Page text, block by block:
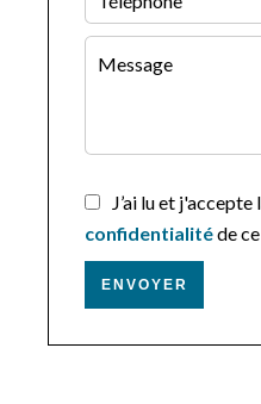
J’ai lu et j'accepte
confidentialitéde
ENVOYER